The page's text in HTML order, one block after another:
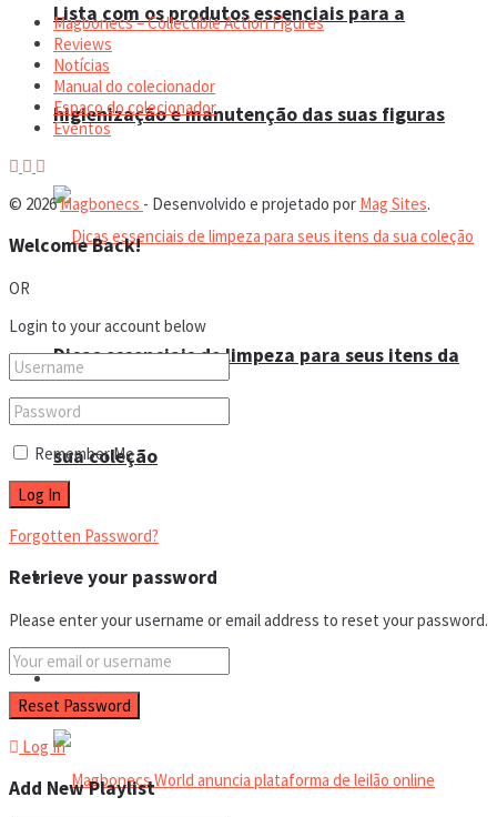
Lista com os produtos essenciais para a
higienização e manutenção das suas figuras
Dicas essenciais de limpeza para seus itens da
sua coleção
Espaço do colecionador
Eventos
Magbonecs – Collectible Action Figures
Reviews
Notícias
Manual do colecionador
Espaço do colecionador
Eventos
© 2026Magbonecs - Desenvolvido e projetado por Mag Sites.
Welcome Back!
OR
Login to your account below
Remember Me
Forgotten Password?
Retrieve your password
Please enter your username or email address to reset your password.
Log In
Add New Playlist